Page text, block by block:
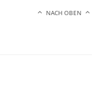
NACH OBEN